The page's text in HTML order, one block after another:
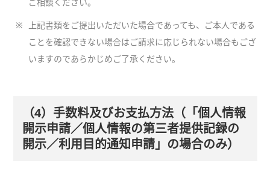
※
上記書類をご提出いただいた場合であっても、ご本人である
ことを確認できない場合はご請求に応じられない場合もござ
いますのであらかじめご了承ください。
（4）手数料及びお支払方法（「個人情報
開示申請／個人情報の第三者提供記録の
開示／利用目的通知申請」の場合のみ）